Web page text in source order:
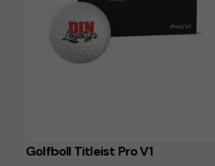
Golfboll Titleist Pro V1